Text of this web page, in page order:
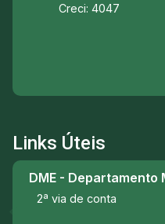
Creci: 4047
Links Úteis
DME - Departamento
2ª via de conta